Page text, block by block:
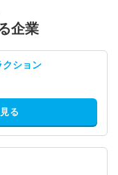
企業
クション
る